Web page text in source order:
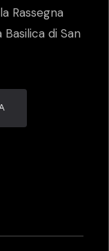
Rassegna
di San